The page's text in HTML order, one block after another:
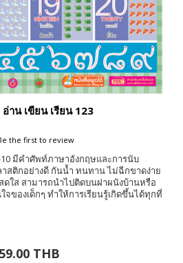
าน เขียน เรียน 123
the first to review
มีคำศัพท์ภาษาอังกฤษและการนับ
สติกอย่างดี กันน้ำ ทนทาน ไม่ฉีกขาดง่าย
ดใส สามารถนำไปติดบนฝาผนังบ้านหรือ
จของเด็กๆ ทำให้การเรียนรู้เกิดขึ้นได้ทุกที่
59.00 THB